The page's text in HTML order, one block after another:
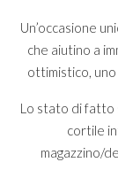
Un’occasione
che aiutino a
ottimistico,
Lo stato di fatto
cortile
magazzino/